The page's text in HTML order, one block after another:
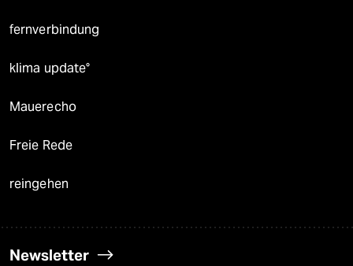
fernverbindung
klima update°
Mauerecho
Freie Rede
reingehen
Newsletter